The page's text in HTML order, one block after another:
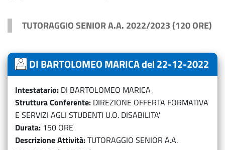
TUTORAGGIO SENIOR A.A. 2022/2023 (120 ORE)
DI BARTOLOMEO MARICA del 22-12-2022
Intestatario DI BARTOLOMEO MARICA
Struttura Conferente DIREZIONE OFFERTA FORMATIVA
E SERVIZI AGLI STUDENTI U.O. DISABILITA'
Durata 150 ORE
Descrizione Attività TUTORAGGIO SENIOR A.A.